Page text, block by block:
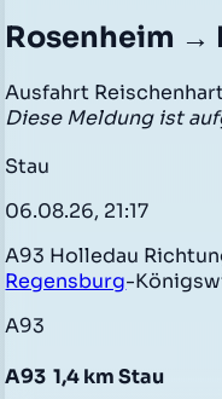
Rosenheim →
Ausfahrt
Diese Meldung ist
Stau
06.08.26, 21:17
A93 Holledau
Regensburg-
A93
A93 1,4 km Stau